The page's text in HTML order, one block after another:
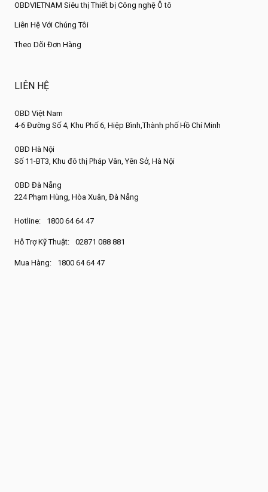
OBDVIETNAM Siêu thị Thiết bị Công nghệ Ô tô
Liên Hệ Với Chúng Tôi
Theo Dõi Đơn Hàng
LIÊN HỆ
OBD Việt Nam
4-6 Đường Số 4, Khu Phố 6, Hiệp Bình,Thành phố Hồ Chí Minh
OBD Hà Nội
Số 11-BT3, Khu đô thị Pháp Vân, Yên Sở, Hà Nội
OBD Đà Nẵng
224 Phạm Hùng, Hòa Xuân, Đà Nẵng
Hotline: 1800 64 64 47
Hỗ Trợ Kỹ Thuật: 02871 088 881
Mua Hàng: 1800 64 64 47